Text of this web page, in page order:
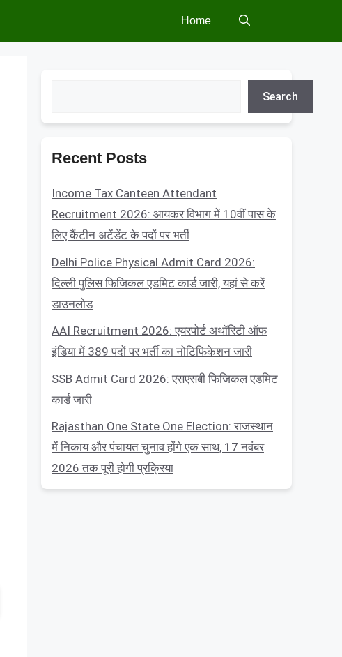
Home
Search
Recent Posts
Income Tax Canteen Attendant
Recruitment 2026: आयकर विभाग में 10वीं पास के
लिए कैंटीन अटेंडेंट के पदों पर भर्ती
Delhi Police Physical Admit Card 2026:
दिल्ली पुलिस फिजिकल एडमिट कार्ड जारी, यहां से करें
डाउनलोड
AAI Recruitment 2026: एयरपोर्ट अथॉरिटी ऑफ
इंडिया में 389 पदों पर भर्ती का नोटिफिकेशन जारी
SSB Admit Card 2026: एसएसबी फिजिकल एडमिट
कार्ड जारी
Rajasthan One State One Election: राजस्थान
में निकाय और पंचायत चुनाव होंगे एक साथ, 17 नवंबर
2026 तक पूरी होगी प्रक्रिया